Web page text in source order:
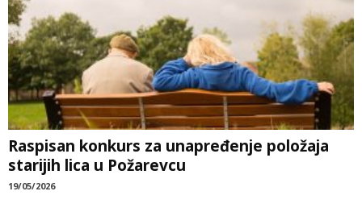
Raspisan konkurs za unapređenje položaja
starijih lica u Požarevcu
19/05/2026